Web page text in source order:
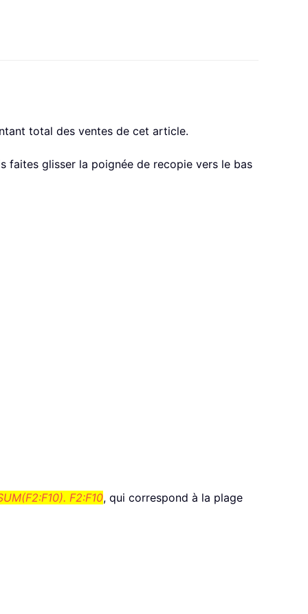
total des ventes de cet article.
faites glisser la poignée de recopie vers le bas
F2:F10, qui correspond à la plage